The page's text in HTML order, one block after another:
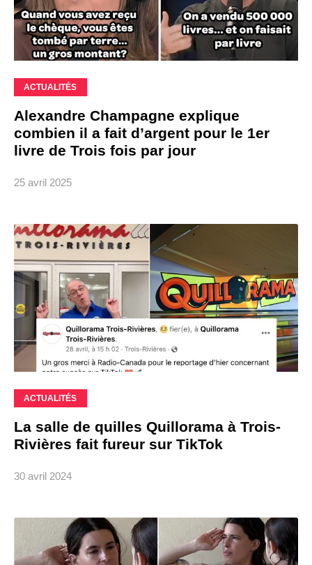
ACTUALITÉS
Alexandre Champagne explique
combien il a fait d’argent pour le 1er
livre de Trois fois par jour
25 avril 2025
ACTUALITÉS
La salle de quilles Quillorama à Trois-
Rivières fait fureur sur TikTok
30 avril 2024